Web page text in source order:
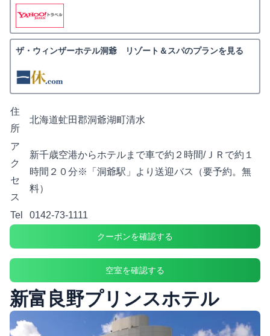
ザ・ウィンザーホテル洞爺 リゾート＆スパのプランを見る
住
所
北海道虻田郡洞爺湖町清水
ア
ク
セ
ス
新千歳空港からホテルまで車で約２時間/ＪＲで約１
時間２０分※「洞爺駅」より送迎バス（要予約。無
料）
Tel 0142-73-1111
クーポンを確認する
空室を確認する
新富良野プリンスホテル